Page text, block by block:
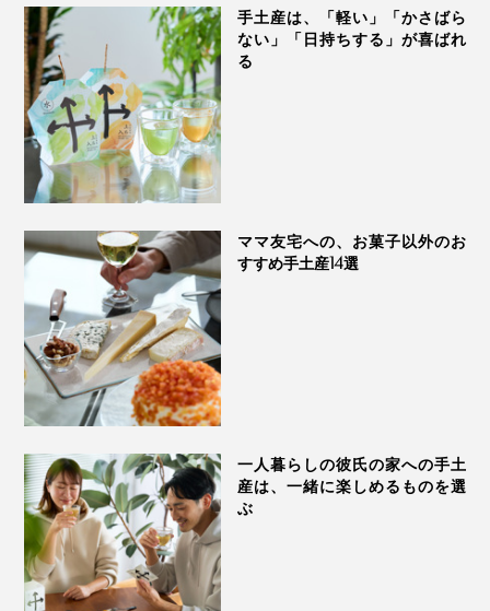
友人や家族へのプレゼント、お世話になった人へのお中
元・お歳暮にもどうぞ。
手土産は、「軽い」「かさばら
ない」「日持ちする」が喜ばれ
る
ママ友宅への、お菓子以外のお
すすめ手土産14選
一人暮らしの彼氏の家への手土
産は、一緒に楽しめるものを選
ぶ